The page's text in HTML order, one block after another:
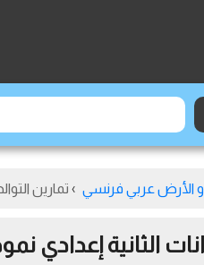
و الأرض عربي فرنسي › تمارين
الثانية إعدادي